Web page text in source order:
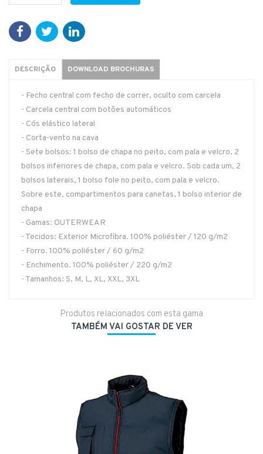
DESCRIÇÃO DOWNLOAD BROCHURAS
- Fecho central com fecho de correr, oculto com carcela
- Carcela central com botões automáticos
- Cós elástico lateral
- Corta-vento na cava
- Sete bolsos: 1 bolso de chapa no peito, com pala e velcro, 2
bolsos inferiores de chapa, com pala e velcro. Sob cada um, 2
bolsos laterais, 1 bolso fole no peito, com pala e velcro.
Sobre este, compartimentos para canetas, 1 bolso interior de
chapa
- Gamas: OUTERWEAR
- Tecidos: Exterior Microfibra. 100% poliéster / 120 g/m2
- Forro. 100% poliéster / 60 g/m2
- Enchimento. 100% poliéster / 220 g/m2
- Tamanhos: S, M, L, XL, XXL, 3XL
Produtos relacionados com esta gama
TAMBÉM VAI GOSTAR DE VER